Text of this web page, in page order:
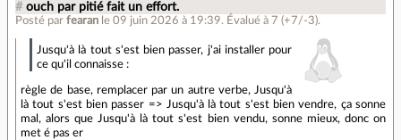
# ouch par pitié fait un effort.
Posté par fearan le 09 juin 2026 à 19:39. Évalué à 7 (+7/-3).
Jusqu'à là tout s'est bien passer, j'ai installer pour
ce qu'il connaisse :
règle de base, remplacer par un autre verbe, Jusqu'à
là tout s'est bien passer => Jusqu'à là tout s'est bien vendre, ça sonne
mal, alors que Jusqu'à là tout s'est bien vendu, sonne mieux, donc on
met é pas er